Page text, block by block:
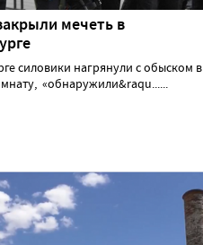
мечеть в
силовики нагрянули с обыском в
«обнаружили&raqu......